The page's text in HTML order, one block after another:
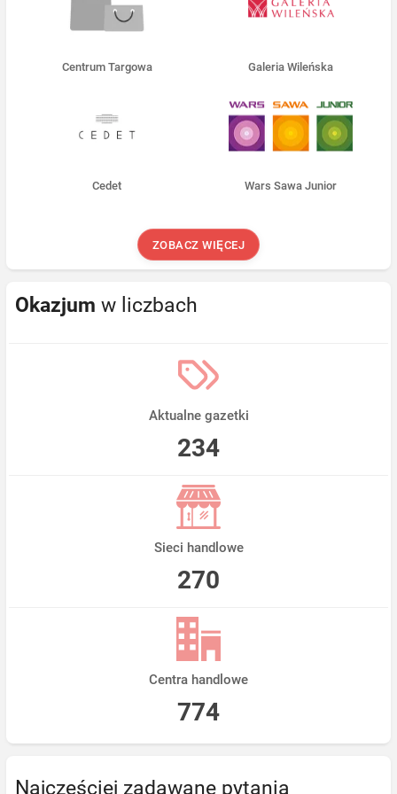
Centrum Targowa Galeria Wileńska
Cedet Wars Sawa Junior
ZOBACZ WIĘCEJ
Okazjum w liczbach
Aktualne gazetki
234
Sieci handlowe
270
Centra handlowe
774
Najczęściej zadawane pytania